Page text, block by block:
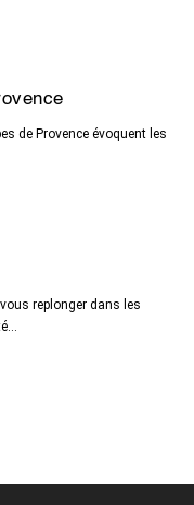
de Provence évoquent les
replonger dans les